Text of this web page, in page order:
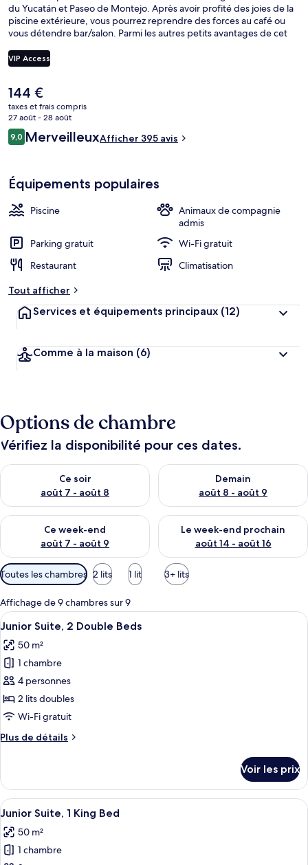
du Yucatán et Paseo de Montejo. Après avoir profité des joies de la
piscine extérieure, vous pourrez reprendre des forces au café ou
vous détendre bar/salon. Parmi les autres petits avantages de cet
salle de fitness et une terrasse. Les autres voyageurs adorent le
personnel attentionné.
VIP Access
Le
prix
actuel
est
de
144 €
taxes et frais compris
27 août - 28 août
Avis
voyageurs
9,09,0 sur 10
MerveilleuxAfficher 395 avis
Équipements populaires
Piscine
Animaux de compagnie
admis
Parking gratuit
Wi-Fi gratuit
Restaurant
Climatisation
Tout afficher
Services et équipements principaux (12)
Comme à la maison (6)
Options de chambre
Vérifiez la disponibilité pour ces dates.
Ce soir
août 7 - août 8
Vérifier la disponibilité pour ce soir août 7 - août 8
Demain
août 8 - août 9
Vérifier la disponibilité pour
Ce week-end
août 7 - août 9
Vérifier la disponibilité pour ce week-end août 7 - août 9
Le week-end prochain
août 14 - août 16
Vérifier la disponibilité pour
Filtres
disponibles
pour
les
chambres
Toutes les chambres 2 lits 1 lit 3+ lits
Affichage de 9 chambres sur 9
Afficher
toutes
les
photos
pour
ce
type
chambre :
2
Double
Beds
Une chambre d’hôtel avec deux lits,
8
Junior Suite, 2 Double Beds
50 m²
1 chambre
4 personnes
2 lits doubles
Wi-Fi gratuit
Plus de détails
Plus
le
type
de
Junior
Suite,
Voir les prix
Afficher
toutes
les
photos
Une chambre d’hôtel moderne,
9
Junior Suite, 1 King Bed
50 m²
1 chambre